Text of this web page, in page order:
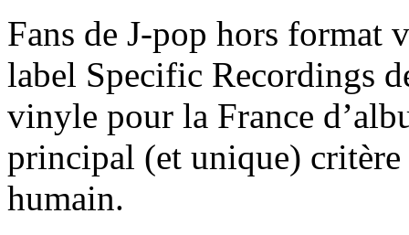
Fans de J-pop hors format
label Specific Recordings
vinyle pour la France
principal (et unique)
humain.